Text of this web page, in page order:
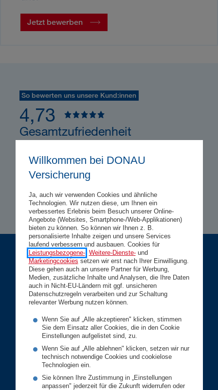
Willkommen bei DONAU
Versicherung
Ja, auch wir verwenden Cookies und ähnliche
Technologien. Wir nutzen diese, um Ihnen ein
verbessertes Erlebnis beim Besuch unserer Online-
Angebote (Websites, Smartphone-/Web-Applikationen)
bieten zu können. So können wir Ihnen z. B.
personalisierte Inhalte zeigen und unsere Services
laufend verbessern und ausbauen. Cookies für
Leistungsbezogene-, Weitere-Dienste-und
Marketingcookies setzen wir erst nach Ihrer Einwilligung.
Diese gehen auch an unsere Partner für Werbung,
Medien, zusätzliche Inhalte und Analysen, die Ihre Daten
auch in Nicht-EU-Ländern mit ggf. unsicheren
Datenschutzregeln verarbeiten und zur Schaltung
relevanter Werbung nutzen können.
Wenn Sie auf „Alle akzeptieren" klicken, stimmen
Sie dem Einsatz aller Cookies, die in den Cookie
Einstellungen aufgelistet sind, zu.
Wenn Sie auf „Alle ablehnen" klicken, setzen wir nur
technisch notwendige Cookies und cookielose
Technologien ein.
Sie können Ihre Zustimmung in „Einstellungen
anpassen" jederzeit für die Zukunft widerrufen oder
Jetzt bewerben
Privatkunden
Gesundheit
Vorsorge
Wohnen
Rechtsschutz
Karriere
Geschäftskunden
So bewerten uns unsere Kund:innen
4,73
Gesamtzufriedenheit